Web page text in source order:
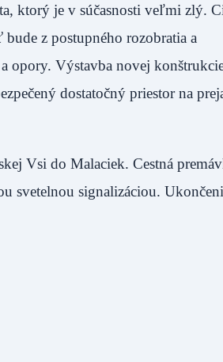
ktorý je v súčasnosti veľmi zlý.
z postupného rozobratia a
opory. Výstavba novej
dostatočný priestor na
Vsi do Malaciek. Cestná
svetelnou signalizáciou.